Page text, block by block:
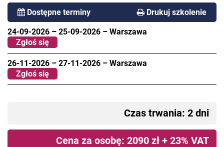
Dostępne terminy Drukuj szkolenie
24-09-2026 – 25-09-2026 – Warszawa
Zgłoś się
26-11-2026 – 27-11-2026 – Warszawa
Zgłoś się
Czas trwania: 2 dni
Cena za osobę: 2090 zł + 23% VAT